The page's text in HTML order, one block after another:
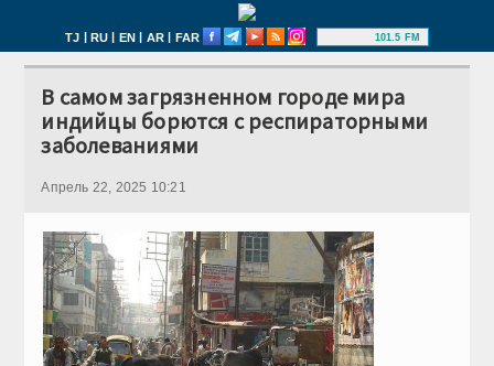
TJ | RU | EN | AR | FAR 101.5 FM
В самом загрязненном городе мира
индийцы борются с респираторными
заболеваниями
Апрель 22, 2025 10:21